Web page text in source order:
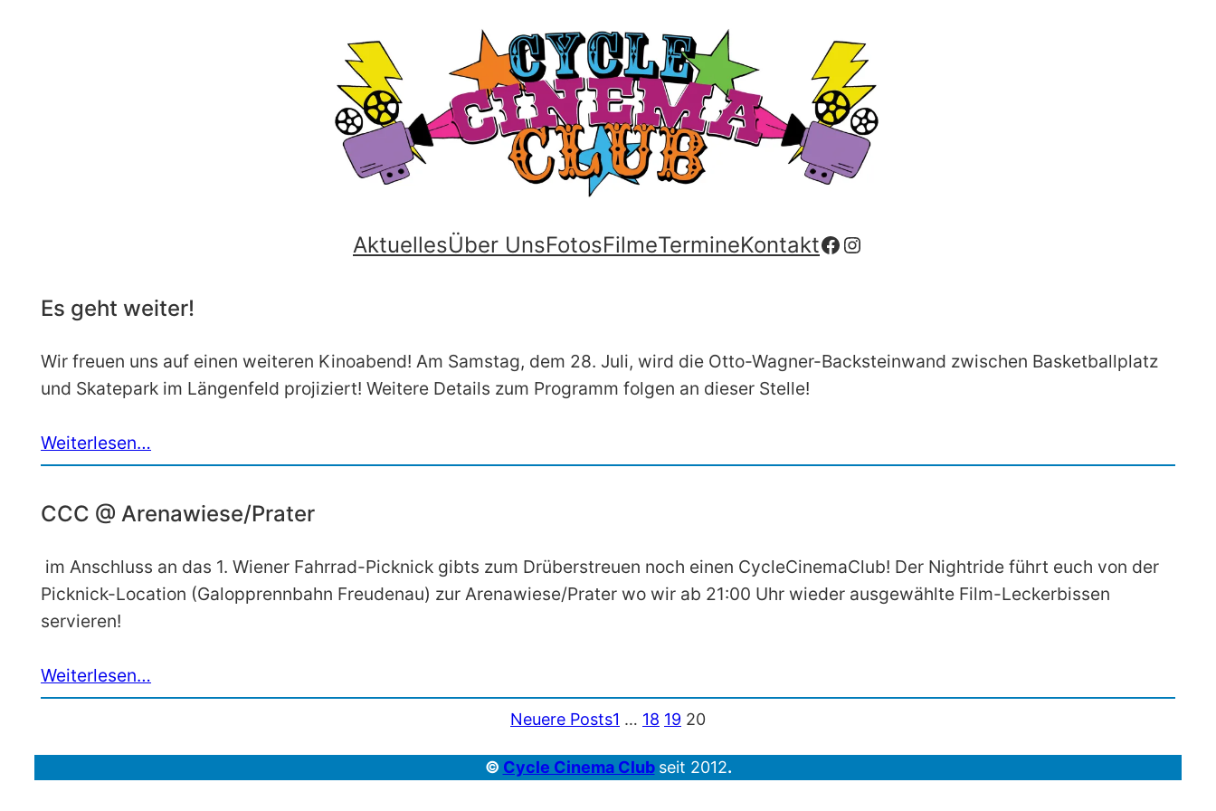
AktuellesÜber UnsFotosFilmeTermineKontaktFacebook
Instagram
Es geht weiter!
Wir freuen uns auf einen weiteren Kinoabend! Am Samstag, dem 28. Juli, wird die Otto-Wagner-Backsteinwand zwischen Basketballplatz
und Skatepark im Längenfeld projiziert! Weitere Details zum Programm folgen an dieser Stelle!
Weiterlesen…
CCC @ Arenawiese/Prater
im Anschluss an das 1. Wiener Fahrrad-Picknick gibts zum Drüberstreuen noch einen CycleCinemaClub! Der Nightride führt euch von der
Picknick-Location (Galopprennbahn Freudenau) zur Arenawiese/Prater wo wir ab 21:00 Uhr wieder ausgewählte Film-Leckerbissen
servieren!
Weiterlesen…
Neuere Posts1 … 18 19 20
© Cycle Cinema Club seit 2012.